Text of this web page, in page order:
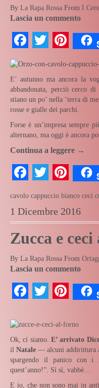
By La Rapa Rossa From I
Lascia un commento
Facebook
Twitter
E’ autunno ma ancora la
abbandonata, perciò cerco
stiano un po’ nella ‘terra di
rosse e gialle dei parchi.
Forse è un’impresa sempre
alternano, ma oggi è ancora
Continua a leggere →
Facebook
Twitter
cavolo cappuccio bianco ceci
1 Dicembre 2016
Zucca e
By La Rapa Rossa From
Lascia un commento
Facebook
Twitter
Ok, ci siamo.E’ arrivato
ilNatale — alcuni addirittura
spargendo il panico con
quest’anno!”. Sì sì, vabbè…
E io, che non sono mai in